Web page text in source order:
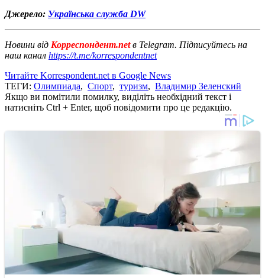
Джерело: Українська служба DW
Новини від Корреспондент.netв Telegram. Підписуйтесь на
наш канал https://t.me/korrespondentnet
Читайте Korrespondent.net в Google News
ТЕГИ: Олимпиада, Спорт, туризм, Владимир Зеленский
Якщо ви помітили помилку, виділіть необхідний текст і
натисніть Ctrl + Enter, щоб повідомити про це редакцію.